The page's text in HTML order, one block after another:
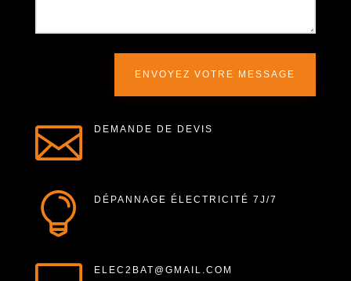
ENVOYEZ VOTRE MESSAGE
 DEMANDE DE DEVIS
 DÉPANNAGE ÉLECTRICITÉ 7J/7
ELEC2BAT@GMAIL.COM